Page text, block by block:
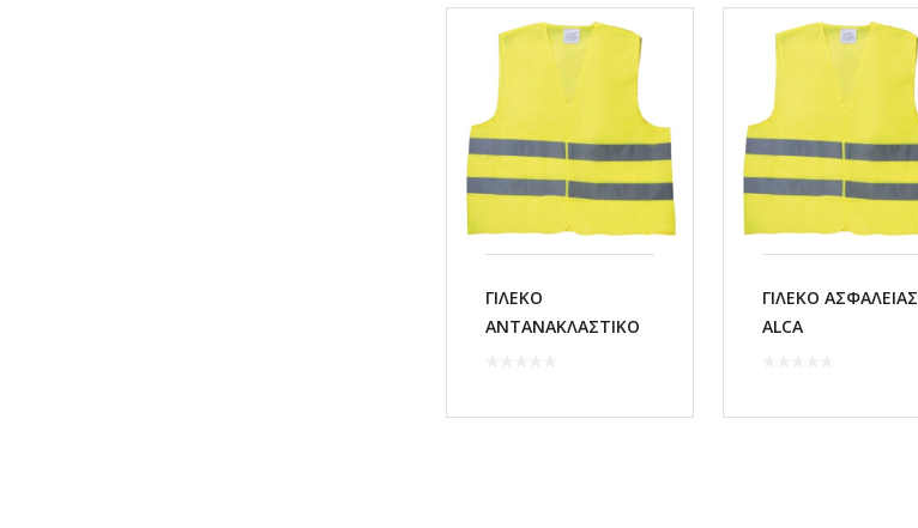
ΓΙΛΕΚΟ
ΑΝΤΑΝΑΚΛΑΣΤΙΚΟ
ΓΙΛΕΚΟ ΑΣΦΑΛΕΙΑΣ
ALCA